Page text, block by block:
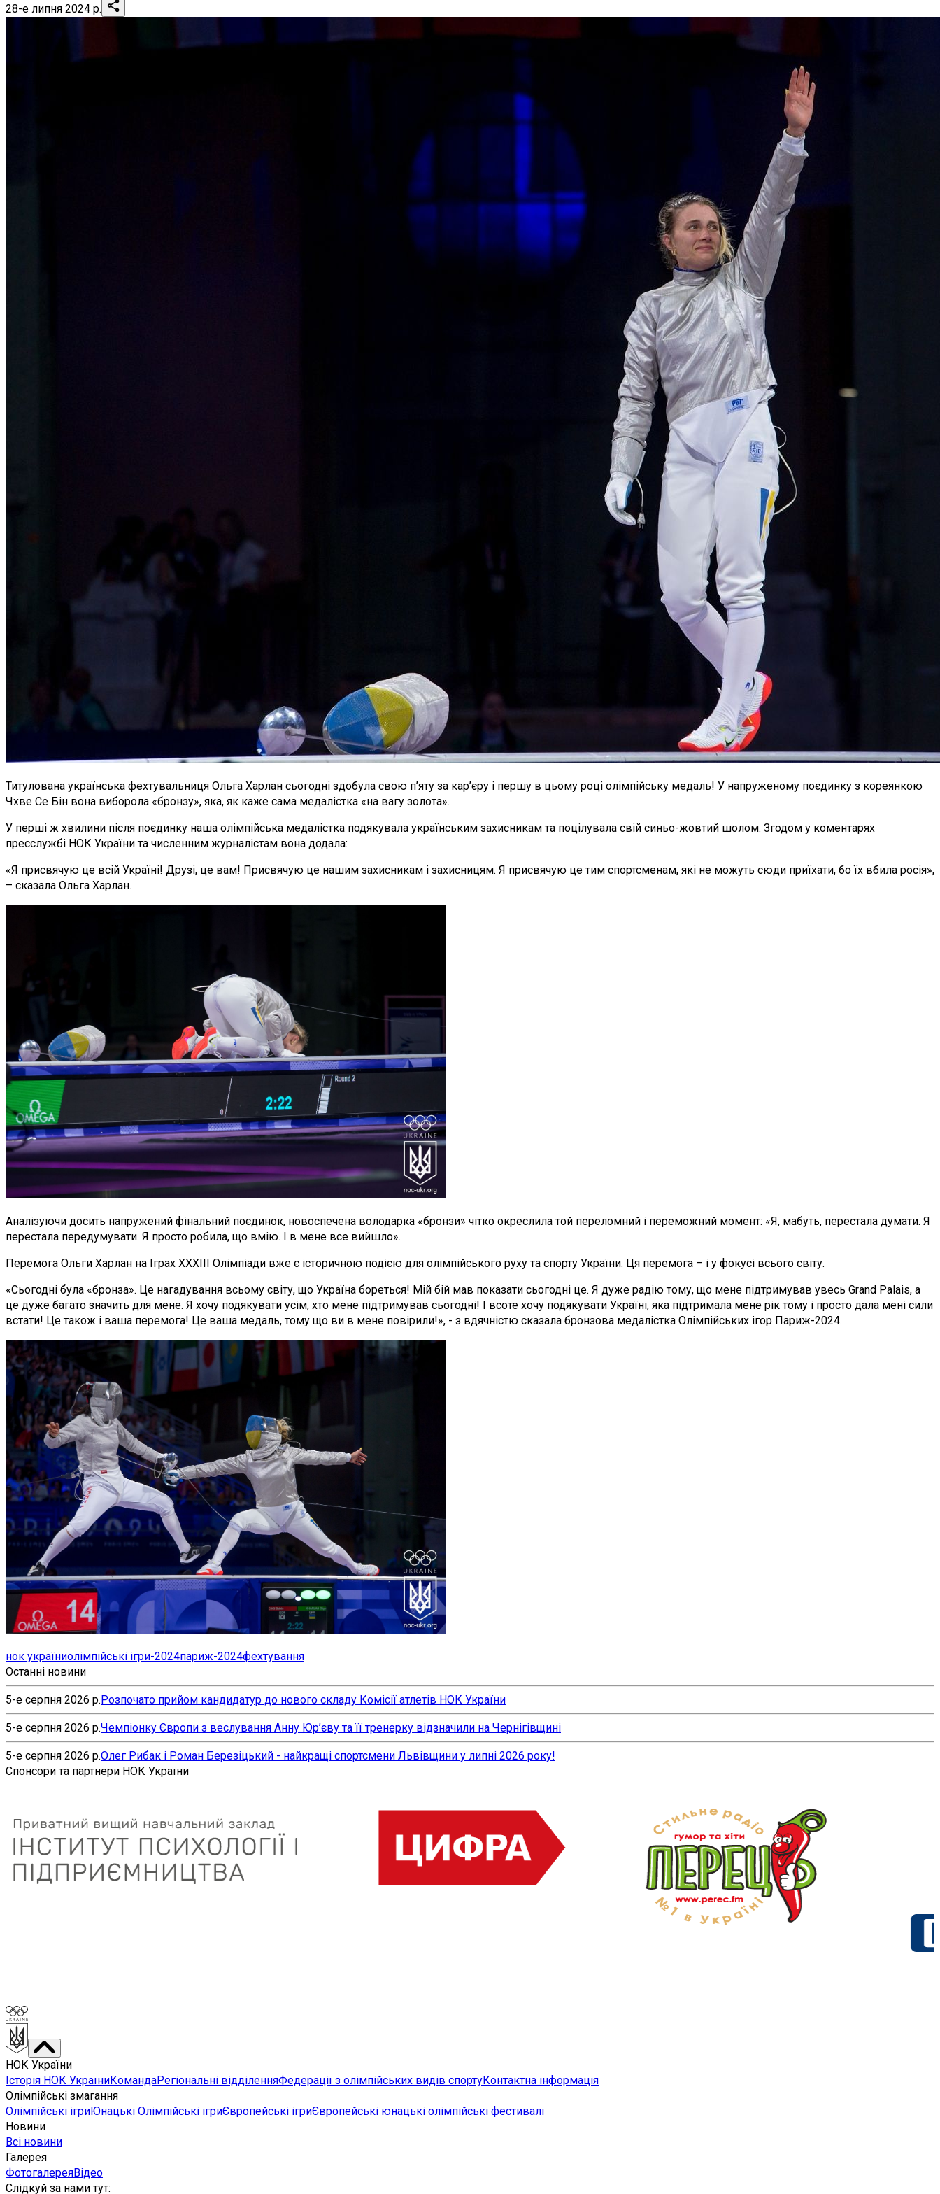
28-е липня 2024 р.
Титулована українська фехтувальниця Ольга Харлан сьогодні здобула cвою п’яту за кар’єру і першу в цьому році олімпійську медаль! У напруженому поєдинку з кореянкою
Чхве Се Бін вона виборола «бронзу», яка, як каже сама медалістка «на вагу золота».
У перші ж хвилини після поєдинку наша олімпійська медалістка подякувала українським захисникам та поцілувала свій синьо-жовтий шолом. Згодом у коментарях
пресслужбі НОК України та численним журналістам вона додала:
«Я присвячую це всій Україні! Друзі, це вам! Присвячую це нашим захисникам і захисницям. Я присвячую це тим спортсменам, які не можуть сюди приїхати, бо їх вбила росія»,
– сказала Ольга Харлан.
Аналізуючи досить напружений фінальний поєдинок, новоспечена володарка «бронзи» чітко окреслила той переломний і переможний момент: «Я, мабуть, перестала думати. Я
перестала передумувати. Я просто робила, що вмію. І в мене все вийшло».
Перемога Ольги Харлан на Іграх XXXIII Олімпіади вже є історичною подією для олімпійського руху та спорту України. Ця перемога – і у фокусі всього світу.
«Сьогодні була «бронза». Це нагадування всьому світу, що Україна бореться! Мій бій мав показати сьогодні це. Я дуже радію тому, що мене підтримував увесь Grand Palais, а
це дуже багато значить для мене. Я хочу подякувати усім, хто мене підтримував сьогодні! І всоте хочу подякувати Україні, яка підтримала мене рік тому і просто дала мені сили
встати! Це також і ваша перемога! Це ваша медаль, тому що ви в мене повірили!», - з вдячністю сказала бронзова медалістка Олімпійських ігор Париж-2024.
нок україниолімпійські ігри-2024париж-2024фехтування
Останні новини
5-е серпня 2026 р.Розпочато прийом кандидатур до нового складу Комісії атлетів НОК України
5-е серпня 2026 р.Чемпіонку Європи з веслування Анну Юр’єву та її тренерку відзначили на Чернігівщині
5-е серпня 2026 р.Олег Рибак і Роман Березіцький - найкращі спортсмени Львівщини у липні 2026 року!
Спонсори та партнери НОК України
НОК України
Історія НОК УкраїниКомандаРегіональні відділенняФедерації з олімпійських видів спортуКонтактна інформація
Олімпійські змагання
Олімпійські ігриЮнацькі Олімпійські ігриЄвропейські ігриЄвропейські юнацькі олімпійські фестивалі
Новини
Всі новини
Галерея
ФотогалереяВідео
Слідкуй за нами тут: